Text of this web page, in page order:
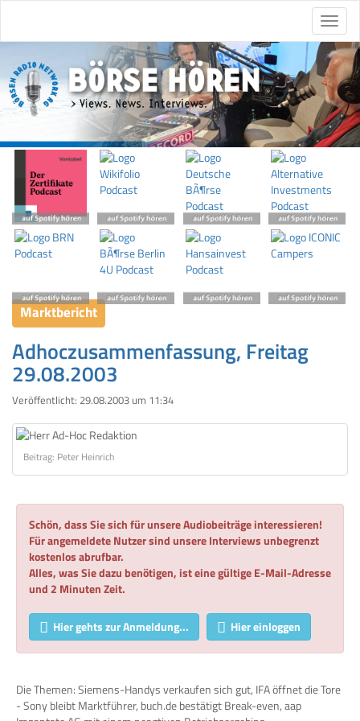
Marktbericht
Adhoczusammenfassung, Freitag
29.08.2003
Veröffentlicht: 29.08.2003 um 11:34
Beitrag: Peter Heinrich
Schön, dass Sie sich für unsere Audiobeiträge interessieren!
Für angemeldete Nutzer sind unsere Interviews unbegrenzt
kostenlos abrufbar.
Alles, was Sie dazu benötigen, ist eine gültige E-Mail-Adresse
und 2 Minuten Zeit.
Hier gehts zur Anmeldung... Hier einloggen
Die Themen: Siemens-Handys verkaufen sich gut, IFA öffnet die Tore
- Sony bleibt Marktführer, buch.de bestätigt Break-even, aap